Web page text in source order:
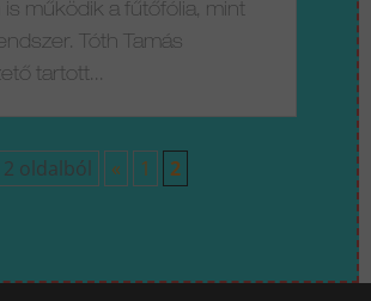
is működik a fűtőfólia, mint
Tóth Tamás
tartott...
oldalból « 1 2